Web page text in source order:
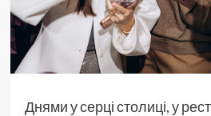
Днями у серці столиці, у